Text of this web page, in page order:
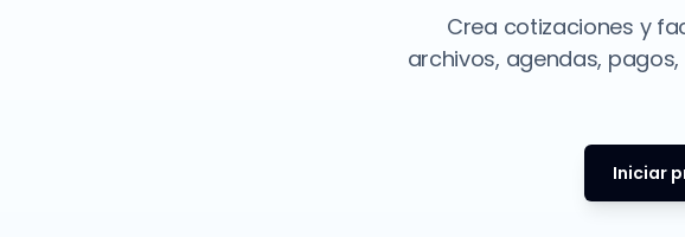
Crea cotizaciones y
archivos, agendas,
Iniciar